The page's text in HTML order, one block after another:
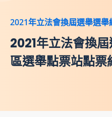
2021年立法會換屆選舉選舉
2021年立法會換
區選舉點票站點